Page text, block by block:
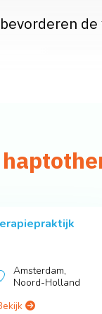
Amsterdam,
Noord-Holland